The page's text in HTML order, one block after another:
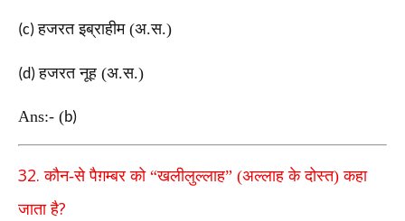
(c)हजरत इब्राहीम (अ.स.)
(d)हजरत नूह (अ.स.)
Ans:- (b)
32.कौन-से पैग़म्बर को “खलीलुल्लाह” (अल्लाह के दोस्त) कहा
जाता है?